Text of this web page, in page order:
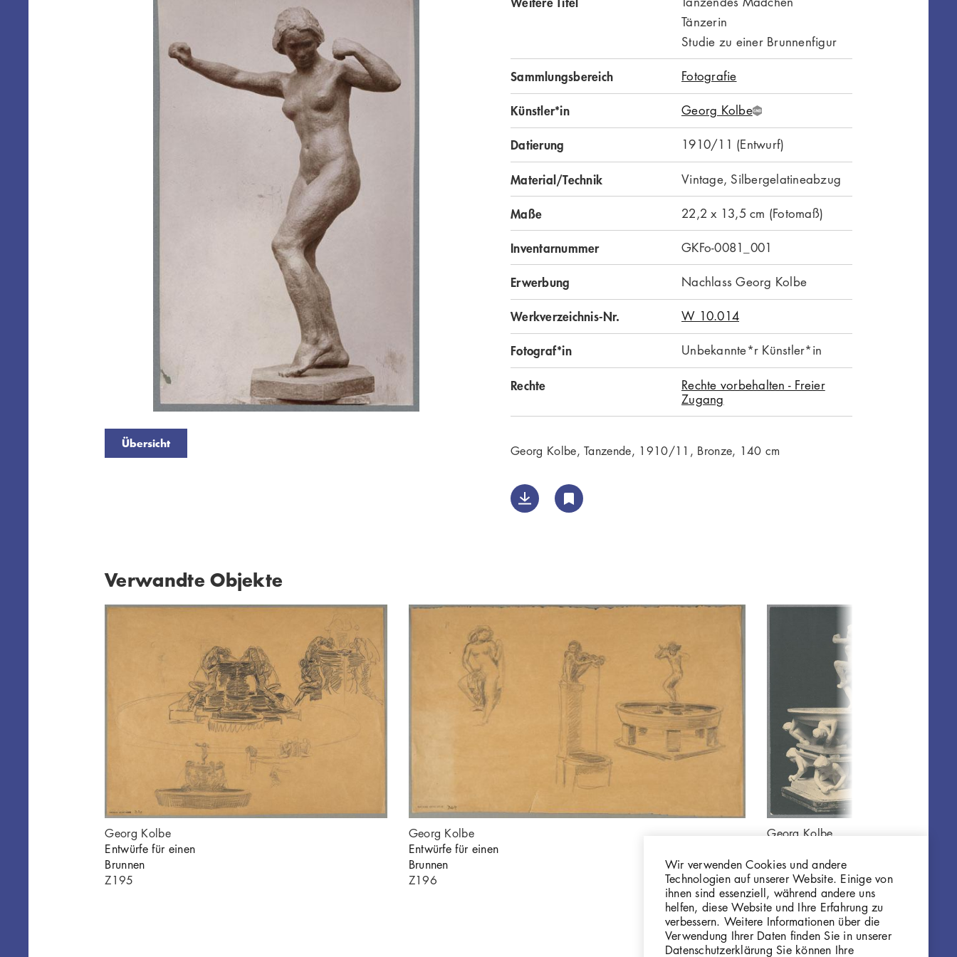
Übersicht
Tänzerin
Studie zu einer Brunnenfigur
Sammlungsbereich Fotografie
Künstler*in Georg KolbeG
N
D
Datierung 1910/11 (Entwurf)
Material/Technik Vintage, Silbergelatineabzug
Maße 22,2 x 13,5 cm (Fotomaß)
Inventarnummer GKFo-0081_001
Erwerbung Nachlass Georg Kolbe
Werkverzeichnis-Nr. W 10.014
Fotograf*in Unbekannte*r Künstler*in
Rechte
Rechte vorbehalten - Freier
Zugang
Georg Kolbe, Tanzende, 1910/11, Bronze, 140 cm
Verwandte Objekte
Georg Kolbe
Entwürfe für einen
Brunnen
Z195
Georg Kolbe
Entwürfe für einen
Brunnen
Z196
Georg Kolbe
Tanzender
GKFo-0066_001
Wir verwenden Cookies und andere
Technologien auf unserer Website. Einige von
ihnen sind essenziell, während andere uns
helfen, diese Website und Ihre Erfahrung zu
verbessern. Weitere Informationen über die
Verwendung Ihrer Daten finden Sie in unserer
Datenschutzerklärung Sie können Ihre